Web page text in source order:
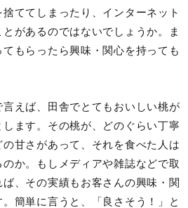
ててしまったり、インターネット
があるのではないでしょうか。ま
もらったら興味・関心を持っても
えば、田舎でとてもおいしい桃が
ます。その桃が、どのぐらい丁寧
甘さがあって、それを食べた人は
か。もしメディアや雑誌などで取
、その実績もお客さんの興味・関
簡単に言うと、「良さそう！」と